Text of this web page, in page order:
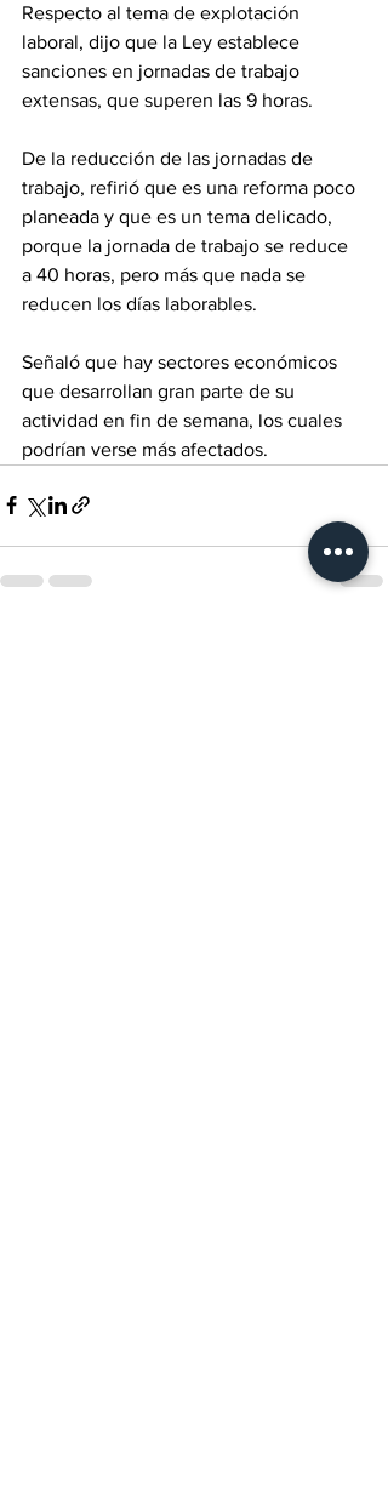
Respecto al tema de explotación
laboral, dijo que la Ley establece
sanciones en jornadas de trabajo
extensas, que superen las 9 horas.
De la reducción de las jornadas de
trabajo, refirió que es una reforma poco
planeada y que es un tema delicado,
porque la jornada de trabajo se reduce
a 40 horas, pero más que nada se
reducen los días laborables.
Señaló que hay sectores económicos
que desarrollan gran parte de su
actividad en fin de semana, los cuales
podrían verse más afectados.